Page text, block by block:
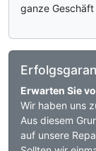
ganze
Erwarten Sie
Wir haben uns
Aus diesem
auf unsere